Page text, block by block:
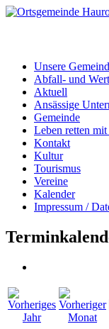
Unsere
Abfall- und
Aktuell
Ansässige
Gemeinde
Leben retten
Kontakt
Kultur
Tourismus
Vereine
Kalender
Impressum /